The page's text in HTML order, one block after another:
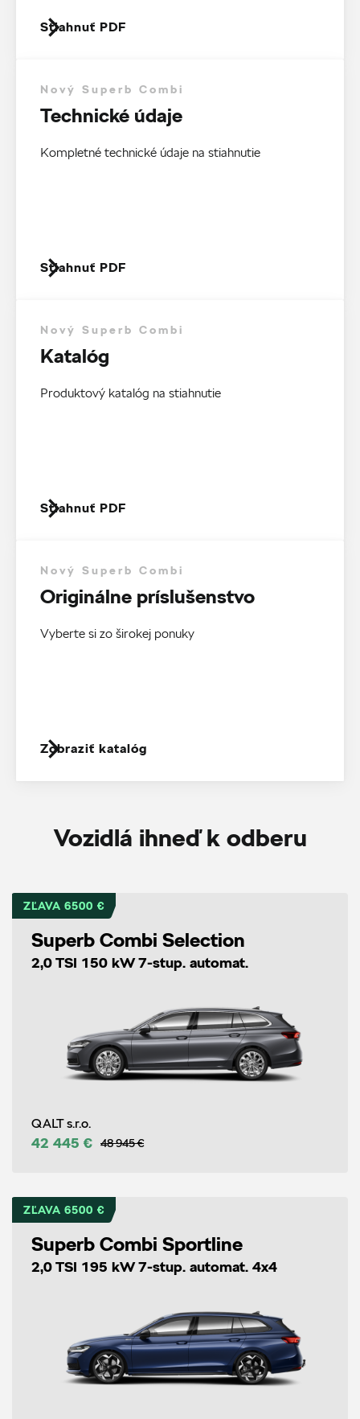
Stiahnuť PDF
Nový Superb Combi
Technické údaje
Kompletné technické údaje na stiahnutie
Stiahnuť PDF
Nový Superb Combi
Katalóg
Produktový katalóg na stiahnutie
Stiahnuť PDF
Nový Superb Combi
Originálne príslušenstvo
Vyberte si zo širokej ponuky
Zobraziť katalóg
Vozidlá ihneď k odberu
ZĽAVA 6500 €
Superb Combi Selection
2,0 TSI 150 kW 7-stup. automat.
QALT s.r.o.
42 445 € 48 945 €
ZĽAVA 6500 €
Superb Combi Sportline
2,0 TSI 195 kW 7-stup. automat. 4x4